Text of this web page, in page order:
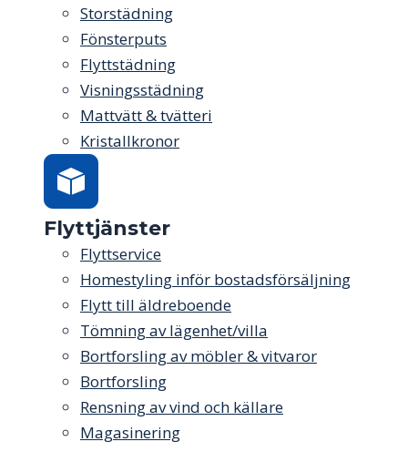
Storstädning
Fönsterputs
Flyttstädning
Visningsstädning
Mattvätt & tvätteri
Kristallkronor
Flyttjänster
Flyttservice
Homestyling inför bostadsförsäljning
Flytt till äldreboende
Tömning av lägenhet/villa
Bortforsling av möbler & vitvaror
Bortforsling
Rensning av vind och källare
Magasinering